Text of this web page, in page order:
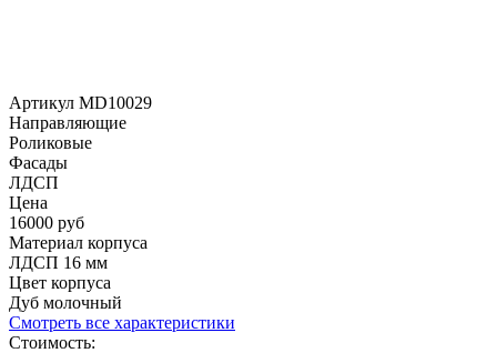
Артикул MD10029
Направляющие
Роликовые
Фасады
ЛДСП
Цена
16000 руб
Материал корпуса
ЛДСП 16 мм
Цвет корпуса
Дуб молочный
Смотреть все характеристики
Стоимость: